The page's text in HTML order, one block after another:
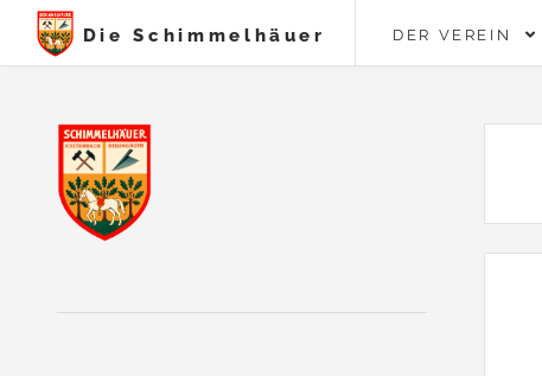
Die Schimmelhäuer DER VEREIN